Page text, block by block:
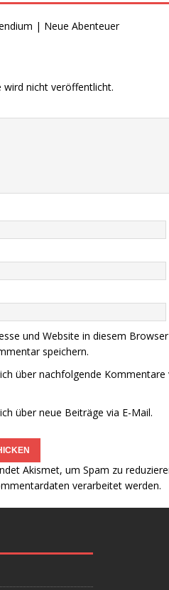
| Neue Abenteuer
wird nicht veröffentlicht.
und Website in diesem
speichern.
über nachfolgende Kommentare
über neue Beiträge via E-Mail.
Akismet, um Spam zu
verarbeitet werden.